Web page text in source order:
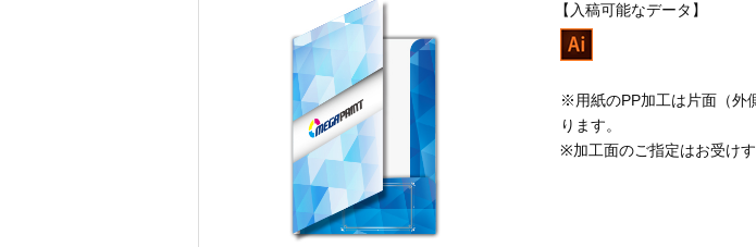
【入稿可能なデータ】
※用紙のPP加工は片面（外
ります。
※加工面のご指定はお受けす